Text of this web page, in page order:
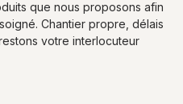
que nous proposons afin
Chantier propre, délais
votre interlocuteur